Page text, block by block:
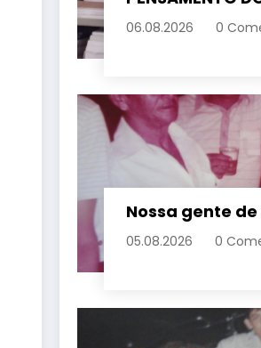
06.08.2026 0
Nossa gente
05.08.2026 0